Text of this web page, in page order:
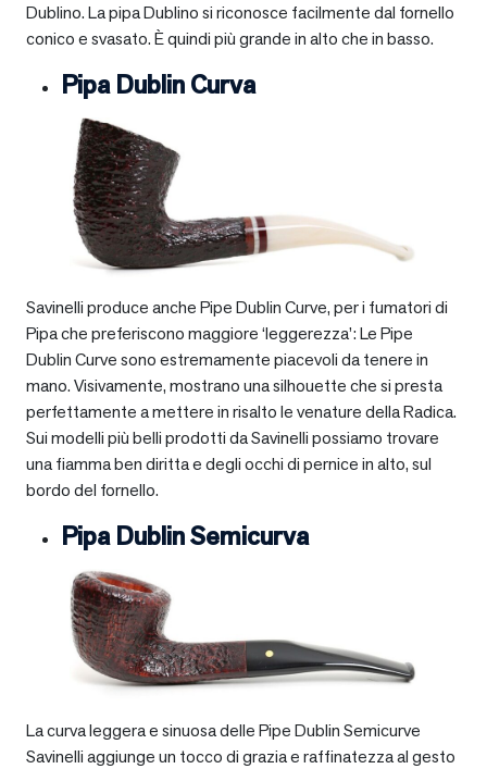
Dublino. La pipa Dublino si riconosce facilmente dal fornello
conico e svasato. È quindi più grande in alto che in basso.
Pipa Dublin Curva
Savinelli produce anche Pipe Dublin Curve, per i fumatori di
Pipa che preferiscono maggiore ‘leggerezza’: Le Pipe
Dublin Curve sono estremamente piacevoli da tenere in
mano. Visivamente, mostrano una silhouette che si presta
perfettamente a mettere in risalto le venature della Radica.
Sui modelli più belli prodotti da Savinelli possiamo trovare
una fiamma ben diritta e degli occhi di pernice in alto, sul
bordo del fornello.
Pipa Dublin Semicurva
La curva leggera e sinuosa delle Pipe Dublin Semicurve
Savinelli aggiunge un tocco di grazia e raffinatezza al gesto